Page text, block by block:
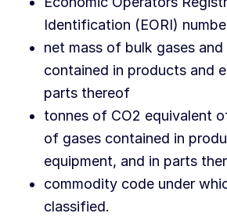
Identification (EORI)
net mass of bulk gases
contained in products and
parts thereof
tonnes of CO2 equivalent
of gases contained in
equipment, and in parts
commodity code under
classified.